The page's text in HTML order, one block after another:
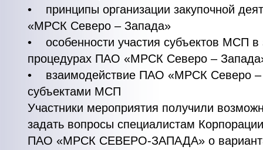
• принципы организации закупочной
«МРСК Северо – Запада»
• особенности участия субъектов МСП в
процедурах ПАО «МРСК Северо –
• взаимодействие ПАО «МРСК Северо –
субъектами МСП
Участники мероприятия получили
задать вопросы специалистам
ПАО «МРСК СЕВЕРО-ЗАПАДА» о